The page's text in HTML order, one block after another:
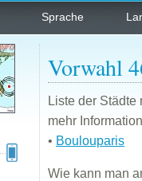
Sprache
Vorwahl
Liste der
mehr
• Boulouparis
Wie kann man